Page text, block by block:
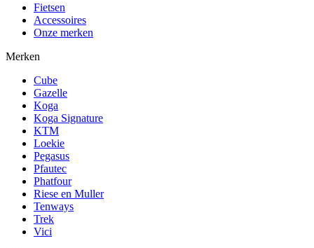
Fietsen
Accessoires
Onze merken
Merken
Cube
Gazelle
Koga
Koga Signature
KTM
Loekie
Pegasus
Pfautec
Phatfour
Riese en Muller
Tenways
Trek
Vici